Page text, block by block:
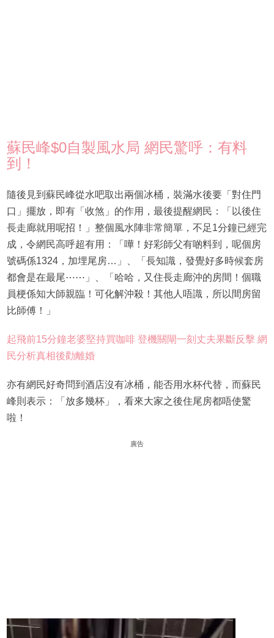
蘇民峰$0自製風水局 網民驚呼：有料
到！
隨後見到蘇民峰從水吧取出兩個冰桶，裝滿水後要「對住門
口」擺放，即有「收煞」的作用，最後提醒網民：「以後住
長走廊就用呢招！」整個風水陣非常簡單，不足1分鐘已經完
成，令網民高呼超有用：「嘩！好彩師父有啲料到，呢個房
號碼係1324，加埋尾房…」、「長知識，發覺好多時候套房
都會是在最尾⋯⋯」、「哈哈，又住長走廊沖的房間！個職
員梗係知大師親臨！可化解沖殺！其他人唔識，所以間房留
比師傅！」
起飛前15分鐘老婆堅持買咖啡 登機關閘一刻丈夫果斷反擊 網
民分析真相後勸離婚
亦有網民好奇問到酒店沒有冰桶，能否用水杯代替，而蘇民
峰則表示：「放多幾杯」，看來大家之後住尾房都唔使驚
啦！
廣告